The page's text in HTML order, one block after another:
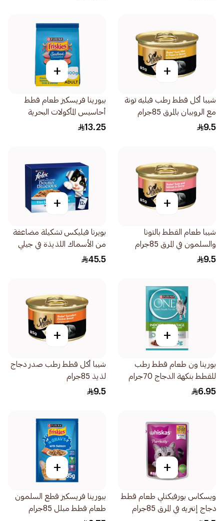
+
شيبا أكل قطط رطب فيليه تونة
مع الروبيان بالمرق 85جرام
9.5
+
بيورينا فريسكيز طعام قطط
أحاسيس المأكولات البحرية
400جرام
13.25
+
شيبا طعام القطط بالتونا
والسلمون في المرق 85جرام
9.5
+
بويرنا فيليكس تشكيلة مضاعفة
من الأسماك اللذيذة في جيلي
12×85جرام
45.5
+
بورينا ون طعام قطط رطب
للقطط بنكهة الدجاج 70جرام
6.95
+
شيبا أكل قطط رطب صدر دجاج
لذيذ 85جرام
9.5
+
ويسكاس بورفيكتلي طعام قطط
دجاج إنتريه في المرق 85جرام
+
بيورينا فريسكيز قطع السلمون
طعام قطط مبلل 85جرام